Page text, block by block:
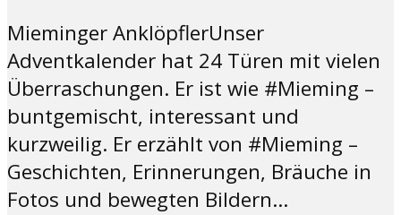
Mieminger AnklöpflerUnser
Adventkalender hat 24 Türen mit vielen
Überraschungen. Er ist wie #Mieming –
buntgemischt, interessant und
kurzweilig. Er erzählt von #Mieming –
Geschichten, Erinnerungen, Bräuche in
Fotos und bewegten Bildern...